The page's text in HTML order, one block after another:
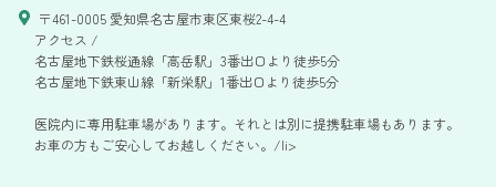
〒461-0005 愛知県名古屋市東区東桜2-4-4
アクセス /
名古屋地下鉄桜通線「高岳駅」3番出口より徒歩5分
名古屋地下鉄東山線「新栄駅」1番出口より徒歩5分
医院内に専用駐車場があります。それとは別に提携駐車場もあります。
お車の方もご安心してお越しください。/li>